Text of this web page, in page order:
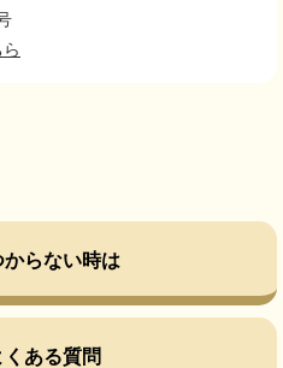
からない時は
くある質問